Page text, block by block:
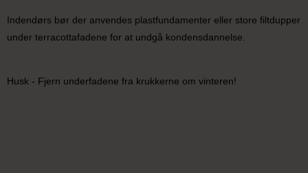
Indendørs bør der anvendes plastfundamenter eller store filtdupper
under terracottafadene for at undgå kondensdannelse.
Husk - Fjern underfadene fra krukkerne om vinteren!